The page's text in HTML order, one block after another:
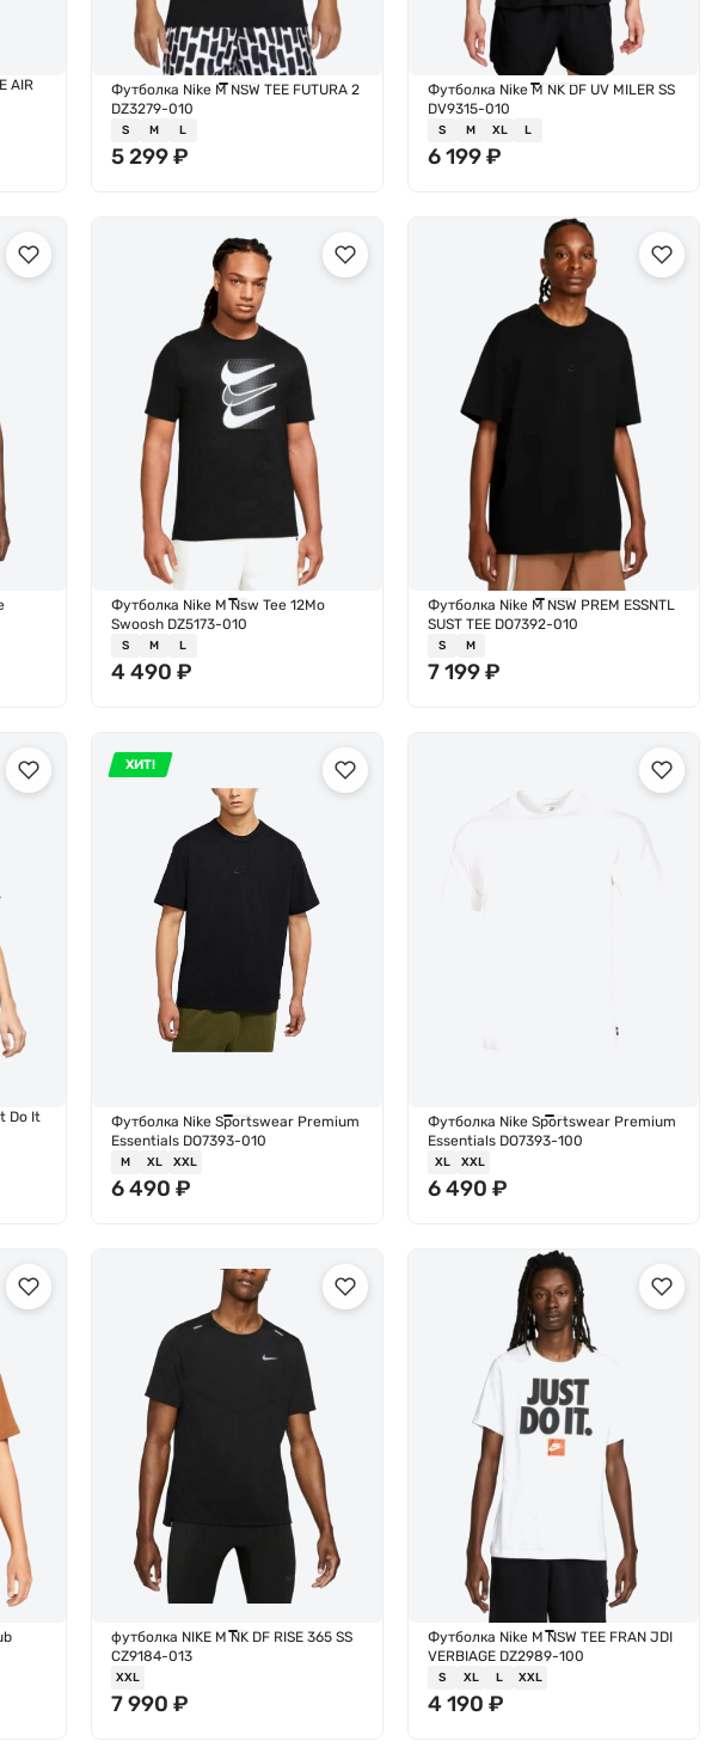
AIR
Футболка Nike M NSW TEE FUTURA 2
DZ3279-010
S M L
5 299₽
Футболка Nike M NK DF UV MILER SS
DV9315-010
S M XL L
6 199₽
Футболка Nike M Nsw Tee 12Mo
Swoosh DZ5173-010
S M L
4 490₽
Футболка Nike M NSW PREM ESSNTL
SUST TEE DO7392-010
S M
7 199₽
Do It
ХИТ!
Футболка Nike Sportswear Premium
Essentials DO7393-010
M XL XXL
6 490₽
Футболка Nike Sportswear Premium
Essentials DO7393-100
XL XXL
6 490₽
футболка NIKE M NK DF RISE 365 SS
CZ9184-013
XXL
7 990₽
Футболка Nike M NSW TEE FRAN JDI
VERBIAGE DZ2989-100
S XL L XXL
4 190₽